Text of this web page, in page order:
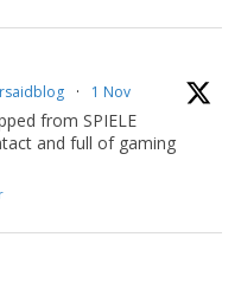
· 1 Nov
from SPIELE
and full of gaming